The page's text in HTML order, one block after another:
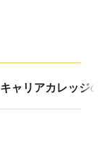
キャリアカレッジ